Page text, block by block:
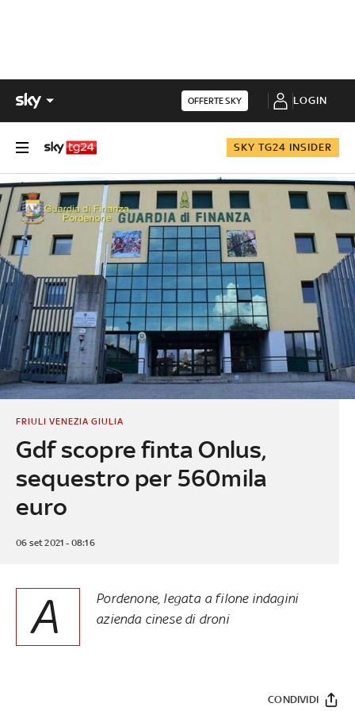
OFFERTE SKY LOGIN
SKY TG24 INSIDER
Gdf scopre finta Onlus,
sequestro per 560mila
euro
FRIULI VENEZIA GIULIA
06 set 2021 - 08:16
A
Pordenone, legata a filone indagini
azienda cinese di droni
CONDIVIDI